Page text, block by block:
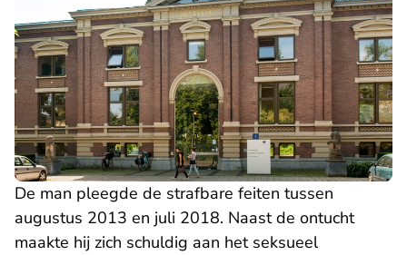
De man pleegde de strafbare feiten tussen
augustus 2013 en juli 2018. Naast de ontucht
maakte hij zich schuldig aan het seksueel